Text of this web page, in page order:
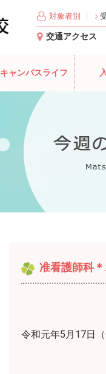
対象者別
交通アクセス
キャンパスライフ
准看護師科
令和元年5月17日（